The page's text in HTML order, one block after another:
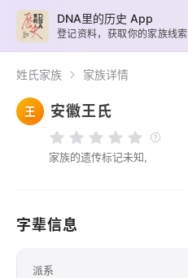
姓氏家族 家族详情
王 安徽王氏
家族的遗传标记未知,
字辈信息
派系
DNA里的历史 App
登记资料，获取你的家族线索